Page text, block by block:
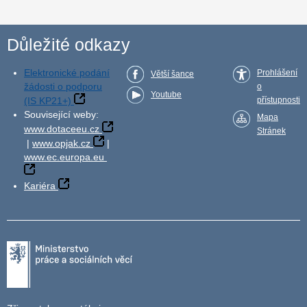
Důležité odkazy
Elektronické podání
žádosti o podporu
(IS KP21+)
Související weby:
www.dotaceeu.cz
| www.opjak.cz
|
www.ec.europa.eu
Kariéra
Větší šance
Youtube
Prohlášení
o
přístupnosti
Mapa
Stránek